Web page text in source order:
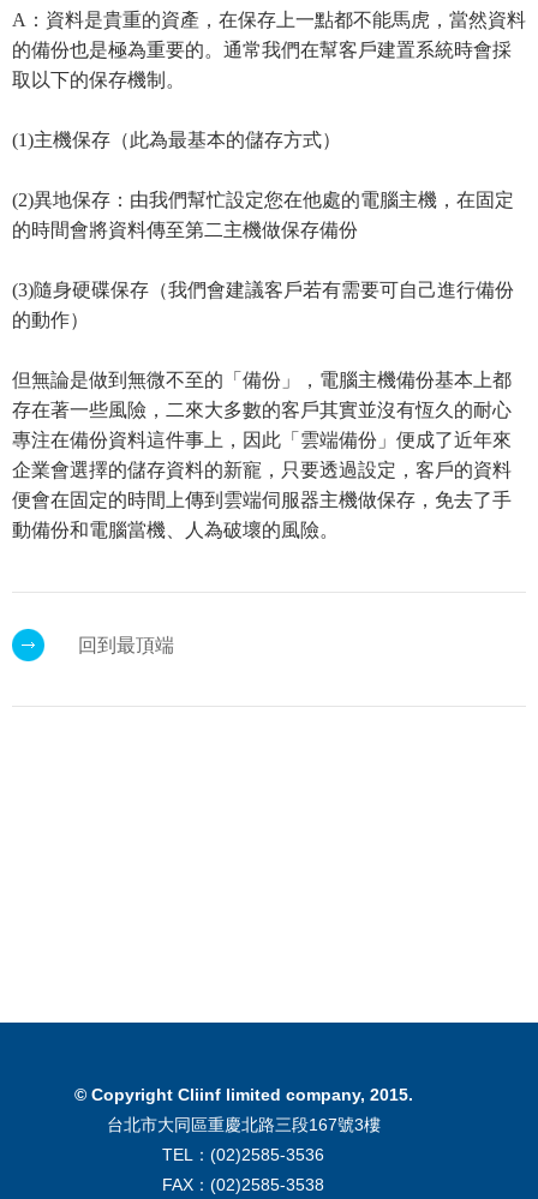
A：資料是貴重的資產，在保存上一點都不能馬虎，當然資料
的備份也是極為重要的。通常我們在幫客戶建置系統時會採
取以下的保存機制。
(1)主機保存（此為最基本的儲存方式）
(2)異地保存：由我們幫忙設定您在他處的電腦主機，在固定
的時間會將資料傳至第二主機做保存備份
(3)隨身硬碟保存（我們會建議客戶若有需要可自己進行備份
的動作）
但無論是做到無微不至的「備份」，電腦主機備份基本上都
存在著一些風險，二來大多數的客戶其實並沒有恆久的耐心
專注在備份資料這件事上，因此「雲端備份」便成了近年來
企業會選擇的儲存資料的新寵，只要透過設定，客戶的資料
便會在固定的時間上傳到雲端伺服器主機做保存，免去了手
動備份和電腦當機、人為破壞的風險。
回到最頂端
© Copyright Cliinf limited company, 2015.
台北市大同區重慶北路三段167號3樓
TEL：(02)2585-3536
FAX：(02)2585-3538